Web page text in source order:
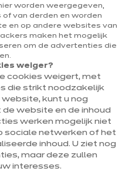
maken
worden weergegeven,
of van derden en worden
en op andere websites van
maken het mogelijk
om de advertenties die
weiger?
cookies weigert, met
die strikt noodzakelijk
website, kunt u nog
website en de inhoud
werken mogelijk niet
sociale netwerken of het
inhoud. U ziet nog
maar deze zullen
interesses.